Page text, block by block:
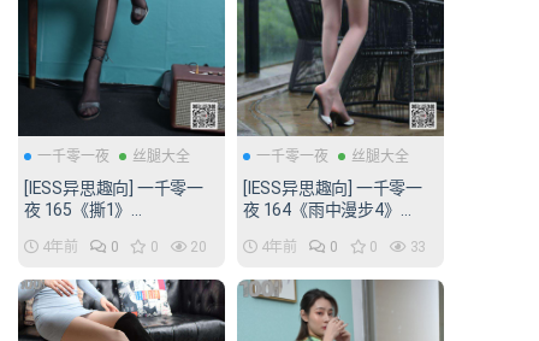
一千零一夜 丝腿大全
[IESS异思趣向] 一千零一
夜 165《撕1》
4年前 0 0 20
一千零一夜 丝腿大全
[IESS异思趣向] 一千零一
夜 164《雨中漫步4》
4年前 0 0 33